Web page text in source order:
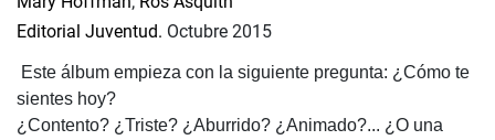
Editorial Juventud. Octubre 2015
Este álbum empieza con la siguiente pregunta: ¿Cómo te
sientes hoy?
¿Contento? ¿Triste? ¿Aburrido? ¿Animado?... ¿O una